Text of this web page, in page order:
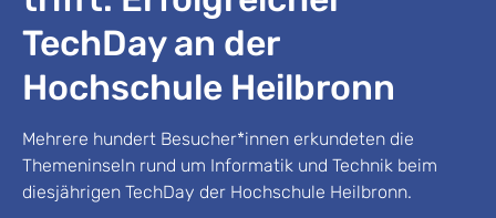
TechDay an der
Hochschule Heilbronn
Mehrere hundert Besucher*innen erkundeten die
Themeninseln rund um Informatik und Technik beim
diesjährigen TechDay der Hochschule Heilbronn.